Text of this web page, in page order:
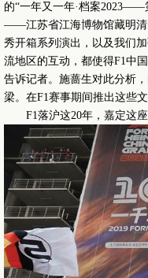
的“一年又一年·档案2023——
——江苏省江海博物馆藏明清
秀开箱系列演出，以及我们
流地区的互动，都使得F1中
告诉记者。施蔷生对此分析
梁。在F1赛事期间推出这些
F1落沪这20年，嘉定这座